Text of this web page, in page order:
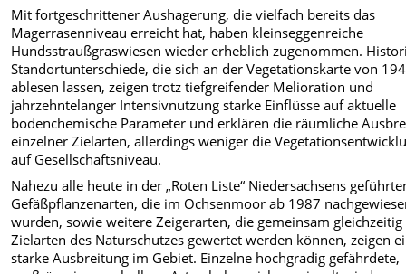
Mit fortgeschrittener Aushagerung, die vielfach bereits das
Magerrasenniveau erreicht hat, haben kleinseggenreiche
Hundsstraußgraswiesen wieder erheblich zugenommen.
Standortunterschiede, die sich an der Vegetationskarte von
ablesen lassen, zeigen trotz tiefgreifender Melioration und
jahrzehntelanger Intensivnutzung starke Einflüsse auf aktuelle
bodenchemische Parameter und erklären die räumliche
einzelner Zielarten, allerdings weniger die
auf Gesellschaftsniveau.
Nahezu alle heute in der „Roten Liste“ Niedersachsens
Gefäßpflanzenarten, die im Ochsenmoor ab 1987
wurden, sowie weitere Zeigerarten, die gemeinsam gleichzeitig
Zielarten des Naturschutzes gewertet werden können, zeigen
starke Ausbreitung im Gebiet. Einzelne hochgradig gefährdete,